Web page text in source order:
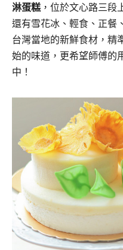
淋蛋糕 ，位於文心路三段
還有雪花冰、輕食、正餐
台灣當地的新鮮食材，精
始的味道，更希望師傅的
中！